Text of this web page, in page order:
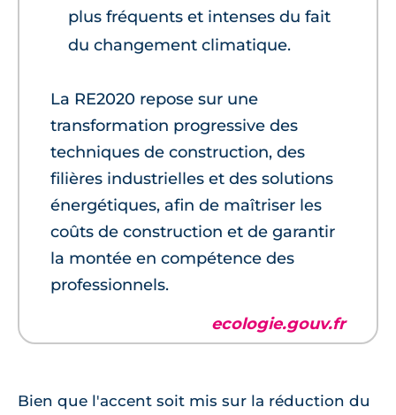
plus fréquents et intenses du fait
du changement climatique.
La RE2020 repose sur une
transformation progressive des
techniques de construction, des
filières industrielles et des solutions
énergétiques, afin de maîtriser les
coûts de construction et de garantir
la montée en compétence des
professionnels.
ecologie.gouv.fr
Bien que l'accent soit mis sur la réduction du